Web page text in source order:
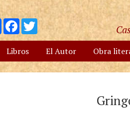
Compartir
Facebook
Twitter
Libros El Autor Obra